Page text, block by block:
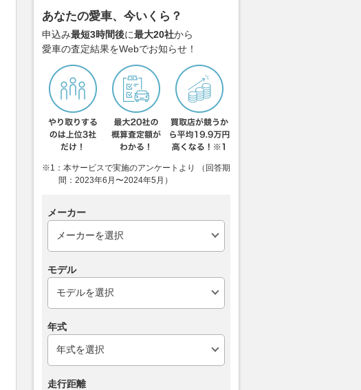
第8戦で予選Q3進出の牧野任
祐、表情も明るく「今までと違
うメンタルで臨めている」
motorsport.com 日本版
な“自販機”が店内ビッシリ!!
24時間いつでも買える「湘南ク
ッキーアウトレット」は足を伸
ばす価値アリ
2026.08.08 バイクのニュース
あなたの愛車、今いくら？
申込み最短3時間後に最大20社から
愛車の査定結果をWebでお知らせ！
※1：本サービスで実施のアンケートより （回答期
間：2023年6月〜2024年5月）
メーカー
モデル
年式
走行距離